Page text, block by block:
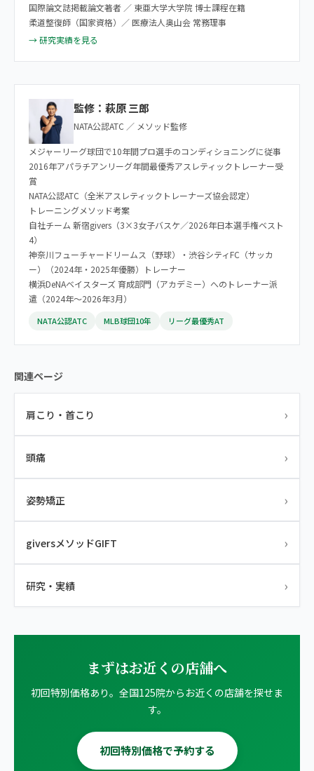
国際論文誌掲載論文著者 ／ 東亜大学大学院 博士課程在籍
柔道整復師（国家資格）／ 医療法人奥山会 常務理事
→ 研究実績を見る
監修：萩原 三郎
NATA公認ATC ／ メソッド監修
メジャーリーグ球団で10年間プロ選手のコンディショニングに従事
2016年アパラチアンリーグ年間最優秀アスレティックトレーナー受
賞
NATA公認ATC（全米アスレティックトレーナーズ協会認定）
トレーニングメソッド考案
自社チーム 新宿givers（3×3女子バスケ／2026年日本選手権ベスト
4）
神奈川フューチャードリームス（野球）・渋谷シティFC（サッカ
ー）（2024年・2025年優勝）トレーナー
横浜DeNAベイスターズ 育成部門（アカデミー）へのトレーナー派
遣（2024年〜2026年3月）
NATA公認ATC MLB球団10年 リーグ最優秀AT
関連ページ
肩こり・首こり ›
頭痛 ›
姿勢矯正 ›
giversメソッドGIFT ›
研究・実績 ›
まずはお近くの店舗へ
初回特別価格あり。全国125院からお近くの店舗を探せま
す。
初回特別価格で予約する